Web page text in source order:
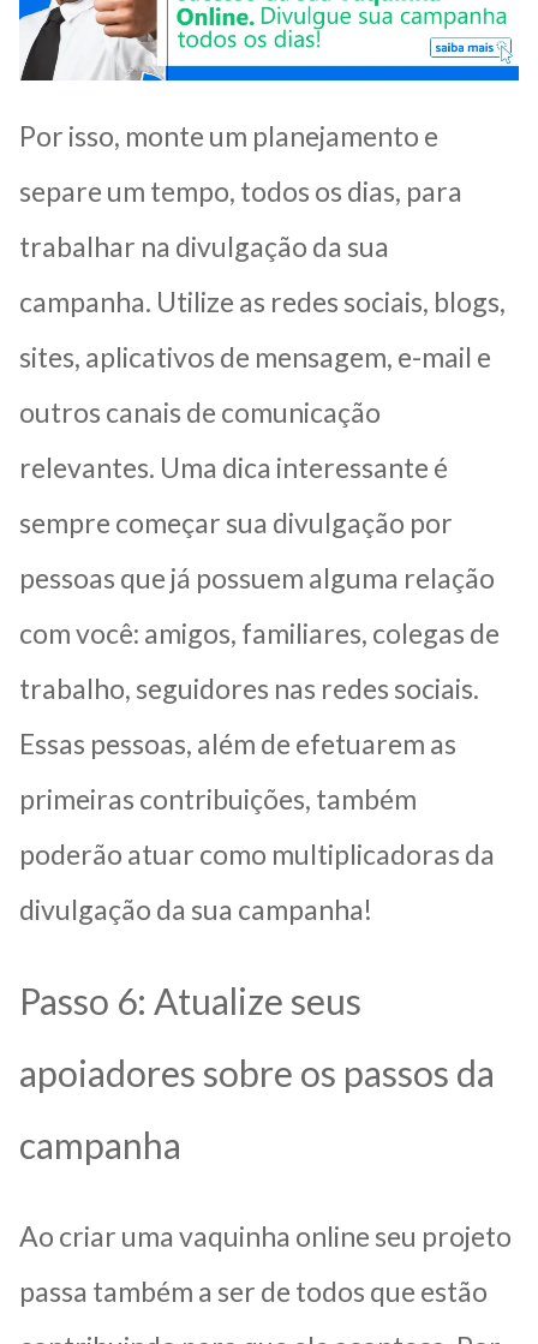
Por isso, monte um planejamento e
separe um tempo, todos os dias, para
trabalhar na divulgação da sua
campanha. Utilize as redes sociais, blogs,
sites, aplicativos de mensagem, e-mail e
outros canais de comunicação
relevantes. Uma dica interessante é
sempre começar sua divulgação por
pessoas que já possuem alguma relação
com você: amigos, familiares, colegas de
trabalho, seguidores nas redes sociais.
Essas pessoas, além de efetuarem as
primeiras contribuições, também
poderão atuar como multiplicadoras da
divulgação da sua campanha!
Passo 6: Atualize seus
apoiadores sobre os passos da
campanha
Ao criar uma vaquinha online seu projeto
passa também a ser de todos que estão